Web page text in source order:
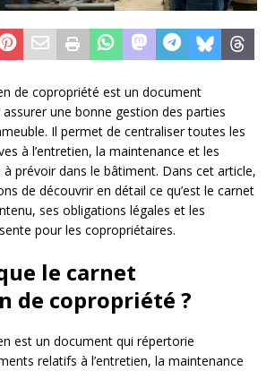
de copropriété est un document
une bonne gestion des parties
Il permet de centraliser toutes les
à l’entretien, la maintenance et les
prévoir dans le bâtiment. Dans cet article,
de découvrir en détail ce qu’est le carnet
ses obligations légales et les
pour les copropriétaires.
le carnet
de copropriété ?
est un document qui répertorie
relatifs à l’entretien, la maintenance